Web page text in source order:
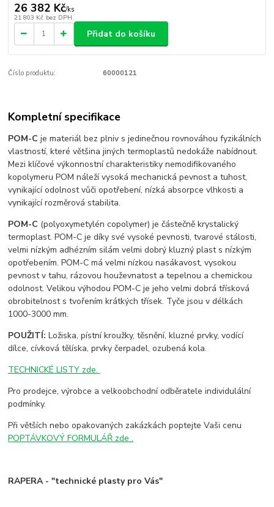
26 382 Kč/ks
21 803 Kč bez DPH
Přidat do košíku
Číslo produktu: 60000121
Kompletní specifikace
POM-Cje materiál bez plniv s jedinečnou rovnováhou fyzikálních
vlastností, které většina jiných termoplastů nedokáže nabídnout.
Mezi klíčové výkonnostní charakteristiky nemodifikovaného
kopolymeru POM náleží vysoká mechanická pevnost a tuhost,
vynikající odolnost vůči opotřebení, nízká absorpce vlhkosti a
vynikající rozměrová stabilita.
POM-C (polyoxymetylén copolymer) je částečně krystalický
termoplast. POM-C je díky své vysoké pevnosti, tvarové stálosti,
velmi nízkým adhézním silám velmi dobrý kluzný plast s nízkým
opotřebením. POM-C má velmi nízkou nasákavost, vysokou
pevnost v tahu, rázovou houževnatost a tepelnou a chemickou
odolnost. Velikou výhodou POM-C je jeho velmi dobrá třísková
obrobitelnost s tvořením krátkých třísek. Tyče jsou v délkách
1000-3000 mm.
POUŽITÍ:Ložiska, pístní kroužky, těsnění, kluzné prvky, vodící
dílce, cívková tělíska, prvky čerpadel, ozubená kola.
TECHNICKÉ LISTY zde.
Pro prodejce, výrobce a velkoobchodní odběratele individulální
podmínky.
Při větších nebo opakovaných zakázkách poptejte Vaši cenu
POPTÁVKOVÝ FORMULÁŘ zde .
RAPERA - "technické plasty pro Vás"